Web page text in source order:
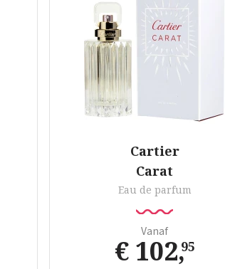
Cartier
Carat
Eau de parfum
Vanaf
€ 102,95